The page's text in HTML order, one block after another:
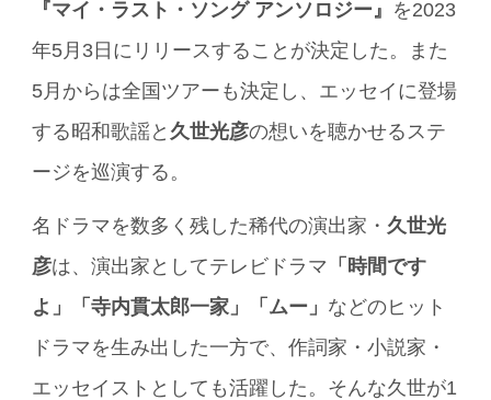
『マイ・ラスト・ソング アンソロジー』 を2023
年5月3日にリリースすることが決定した。また
5月からは全国ツアーも決定し、エッセイに登場
する昭和歌謡と 久世光彦の想いを聴かせるステ
ージを巡演する。
名ドラマを数多く残した稀代の演出家・ 久世光
彦は、演出家としてテレビドラマ 「時間です
よ」「寺内貫太郎一家」「ムー」 などのヒット
ドラマを生み出した一方で、作詞家・小説家・
エッセイストとしても活躍した。そんな久世が1